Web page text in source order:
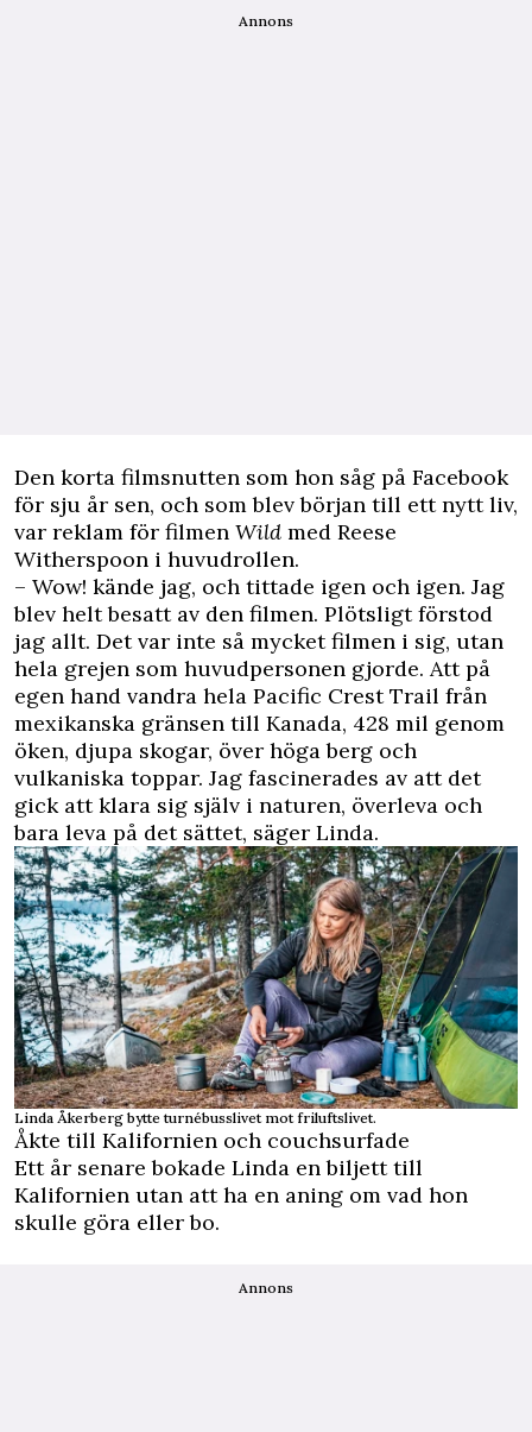
Annons
Den korta filmsnutten som hon såg på Facebook
för sju år sen, och som blev början till ett nytt liv,
var reklam för filmen Wild med Reese
Witherspoon i huvudrollen.
– Wow! kände jag, och tittade igen och igen. Jag
blev helt besatt av den filmen. Plötsligt förstod
jag allt. Det var inte så mycket filmen i sig, utan
hela grejen som huvudpersonen gjorde. Att på
egen hand vandra hela Pacific Crest Trail från
mexikanska gränsen till Kanada, 428 mil genom
öken, djupa skogar, över höga berg och
vulkaniska toppar. Jag fascinerades av att det
gick att klara sig själv i naturen, överleva och
bara leva på det sättet, säger Linda.
Linda Åkerberg bytte turnébusslivet mot friluftslivet.
Åkte till Kalifornien och couchsurfade
Ett år senare bokade Linda en biljett till
Kalifornien utan att ha en aning om vad hon
skulle göra eller bo.
Annons